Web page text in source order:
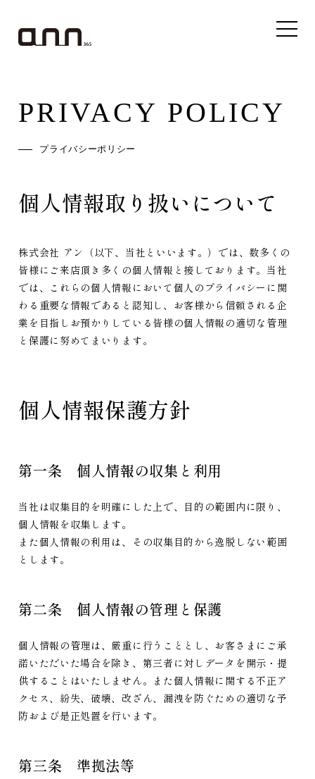
PRIVACY POLICY
プライバシーポリシー
個人情報取り扱いについて
株式会社 アン（以下、当社といいます。）では、数多くの
皆様にご来店頂き多くの個人情報と接しております。当社
では、これらの個人情報において個人のプライバシーに関
わる重要な情報であると認知し、お客様から信頼される企
業を目指しお預かりしている皆様の個人情報の適切な管理
と保護に努めてまいります。
個人情報保護方針
第一条 個人情報の収集と利用
当社は収集目的を明確にした上で、目的の範囲内に限り、
個人情報を収集します。
また個人情報の利用は、その収集目的から逸脱しない範囲
とします。
第二条 個人情報の管理と保護
個人情報の管理は、厳重に行うこととし、お客さまにご承
諾いただいた場合を除き、第三者に対しデータを開示・提
供することはいたしません。また個人情報に関する不正ア
クセス、紛失、破壊、改ざん、漏洩を防ぐための適切な予
防および是正処置を行います。
第三条 準拠法等